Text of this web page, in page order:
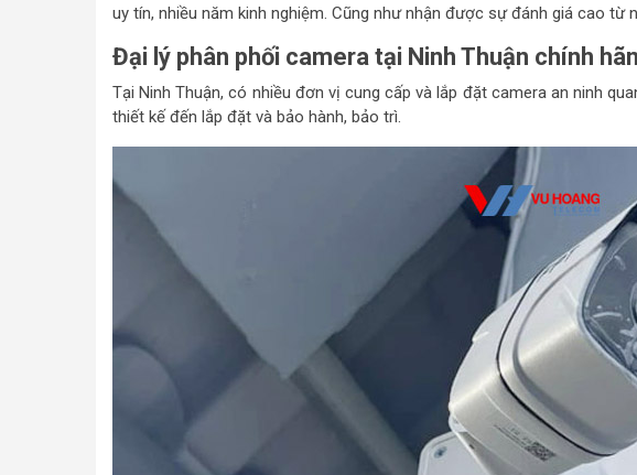
uy tín, nhiều năm kinh nghiệm. Cũng như nhận được sự đánh giá cao từ
Đại lý phân phối camera tại Ninh Thuận chính
Tại Ninh Thuận, có nhiều đơn vị cung cấp và lắp đặt camera an ninh
thiết kế đến lắp đặt và bảo hành, bảo trì.